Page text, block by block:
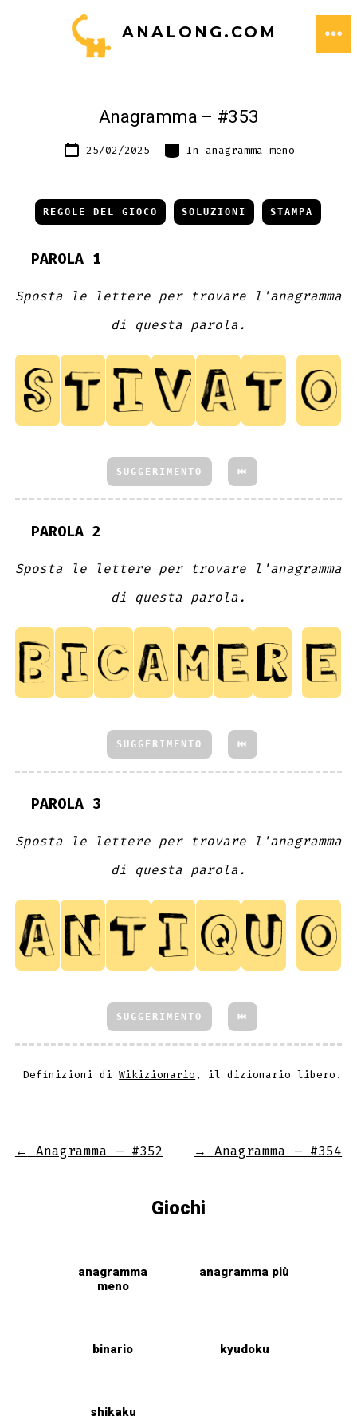
ANALONG.COM
Anagramma – #353
Data
articolo
25/02/2025 Categorie
In anagramma meno
REGOLE DEL GIOCO SOLUZIONI STAMPA
PAROLA 1
Sposta le lettere per trovare l'anagramma
di questa parola.
SUGGERIMENTO ⏮
PAROLA 2
Sposta le lettere per trovare l'anagramma
di questa parola.
SUGGERIMENTO ⏮
PAROLA 3
Sposta le lettere per trovare l'anagramma
di questa parola.
SUGGERIMENTO ⏮
Definizioni diWikizionario , il dizionario libero.
← Anagramma – #352 → Anagramma – #354
Giochi
anagramma
meno
anagramma più
binario kyudoku
shikaku